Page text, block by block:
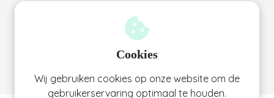
Habittracker gebruiken: tips en voorbeelden voor drukke
Cookies
Wij gebruiken cookies op onze website om de
gebruikerservaring optimaal te houden.